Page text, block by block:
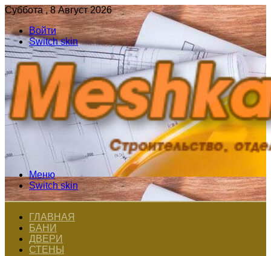
Суббота , 8 Август 2026
Войти
Switch skin
Меню
Switch skin
ГЛАВНАЯ
БАНИ
ДВЕРИ
СТЕНЫ